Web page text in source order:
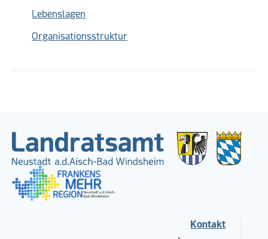
Lebenslagen
Organisationsstruktur
Kontakt